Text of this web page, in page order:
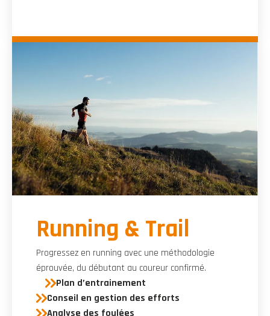
Running & Trail
Progressez en running avec une méthodologie
éprouvée, du débutant au coureur confirmé.
Plan d’entrainement
Conseil en gestion des efforts